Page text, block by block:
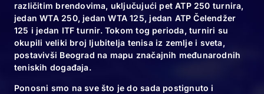
FOLLOW & TAG US
različitim brendovima, uključujući pet ATP 250 turnira,
jedan WTA 250, jedan WTA 125, jedan ATP Čelendžer
125 i jedan ITF turnir. Tokom tog perioda, turniri su
okupili veliki broj ljubitelja tenisa iz zemlje i sveta,
postavivši Beograd na mapu značajnih međunarodnih
teniskih događaja.
Ponosni smo na sve što je do sada postignuto i